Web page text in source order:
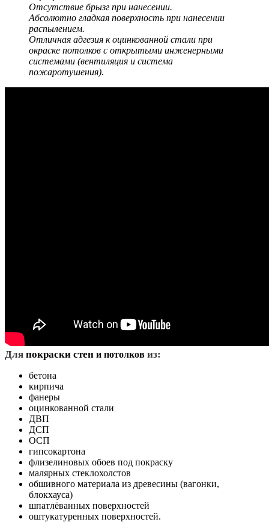
Отсутствие брызг при нанесении.
Абсолютно гладкая поверхность при нанесении
распылением.
Отличная адгезия к оцинкованной стали при
окраске потолков с открытыми инженерными
системами (вентиляция и система
пожаротушения).
Для покраски стен и потолков из:
бетона
кирпича
фанеры
оцинкованной стали
ДВП
ДСП
ОСП
гипсокартона
флизелиновых обоев под покраску
малярных стеклохолстов
обшивного материала из древесины (вагонки,
блокхауса)
шпатлёванных поверхностей
оштукатуренных поверхностей.